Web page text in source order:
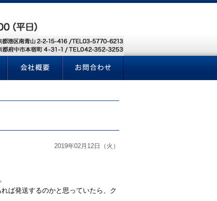
2019年02月12日（火）
ば発送するのかと思っていたら、ク